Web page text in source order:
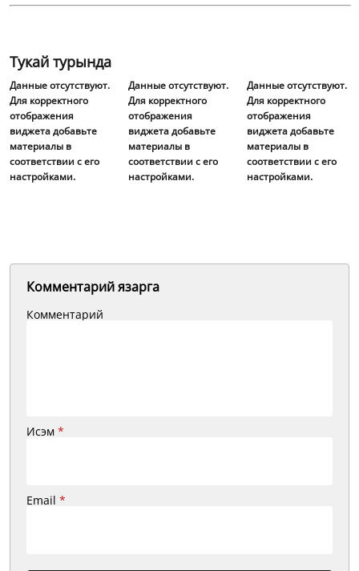
Тукай турында
Данные отсутствуют.
Для корректного
отображения
виджета добавьте
материалы в
соответствии с его
настройками.
Данные отсутствуют.
Для корректного
отображения
виджета добавьте
материалы в
соответствии с его
настройками.
Данные отсутствуют.
Для корректного
отображения
виджета добавьте
материалы в
соответствии с его
настройками.
Комментарий язарга
Комментарий
Исэм *
Email *